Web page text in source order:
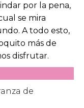
por la pena,
se mira
A todo esto,
más de
disfrutar.
de